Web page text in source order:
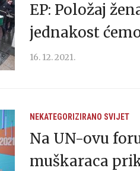
EP: Položaj
jednakost
16. 12. 2021.
NEKATEGORIZIRANO SVIJET
Na UN-ovu
muškaraca